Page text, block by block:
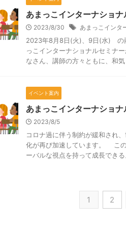
あまっこインターナショ
2023/8/30 あまっこインタ
2023年8月8日(火)、9日(水) の
っこインターナショナルセミナ
なさん、講師の方々ともに、和
イベント案内
あまっこインターナショ
2023/8/5
コロナ過に伴う制約が緩和され
化が再び加速しています。 この
ーバルな視点を持って成長でき
1 2